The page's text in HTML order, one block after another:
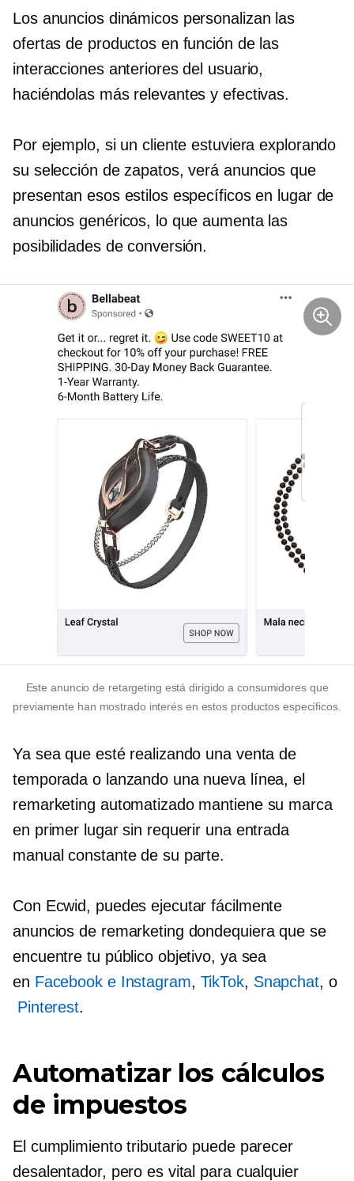
Los anuncios dinámicos personalizan las
ofertas de productos en función de las
interacciones anteriores del usuario,
haciéndolas más relevantes y efectivas.
Por ejemplo, si un cliente estuviera explorando
su selección de zapatos, verá anuncios que
presentan esos estilos específicos en lugar de
anuncios genéricos, lo que aumenta las
posibilidades de conversión.
Este anuncio de retargeting está dirigido a consumidores que
previamente han mostrado interés en estos productos específicos.
Ya sea que esté realizando una venta de
temporada o lanzando una nueva línea, el
remarketing automatizado mantiene su marca
en primer lugar sin requerir una entrada
manual constante de su parte.
Con Ecwid, puedes ejecutar fácilmente
anuncios de remarketing dondequiera que se
encuentre tu público objetivo, ya sea
en Facebook e Instagram, TikTok, Snapchat, o
Pinterest.
Automatizar los cálculos
de impuestos
El cumplimiento tributario puede parecer
desalentador, pero es vital para cualquier